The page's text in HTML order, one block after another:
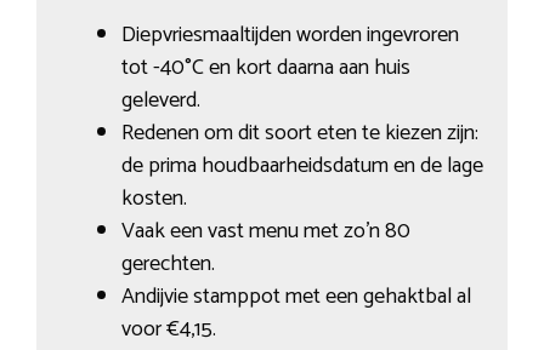
Diepvriesmaaltijden worden ingevroren
tot -40°C en kort daarna aan huis
geleverd.
Redenen om dit soort eten te kiezen zijn:
de prima houdbaarheidsdatum en de lage
kosten.
Vaak een vast menu met zo’n 80
gerechten.
Andijvie stamppot met een gehaktbal al
voor €4,15.